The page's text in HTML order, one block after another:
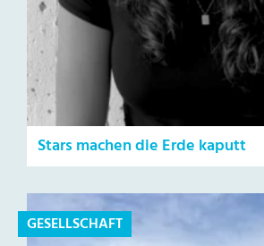
Stars machen die Erde kaputt
GESELLSCHAFT